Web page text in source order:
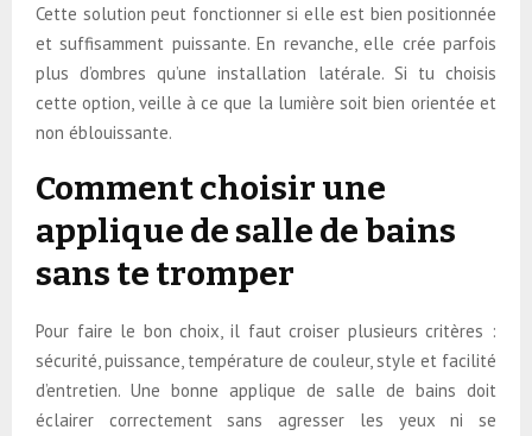
Cette solution peut fonctionner si elle est bien positionnée
et suffisamment puissante. En revanche, elle crée parfois
plus d’ombres qu’une installation latérale. Si tu choisis
cette option, veille à ce que la lumière soit bien orientée et
non éblouissante.
Comment choisir une
applique de salle de bains
sans te tromper
Pour faire le bon choix, il faut croiser plusieurs critères :
sécurité, puissance, température de couleur, style et facilité
d’entretien. Une bonne applique de salle de bains doit
éclairer correctement sans agresser les yeux ni se